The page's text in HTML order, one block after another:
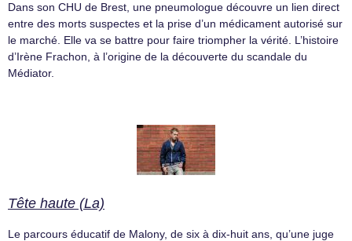
Dans son CHU de Brest, une pneumologue découvre un lien direct
entre des morts suspectes et la prise d’un médicament autorisé sur
le marché. Elle va se battre pour faire triompher la vérité. L’histoire
d’Irène Frachon, à l’origine de la découverte du scandale du
Médiator.
Tête haute (La)
Le parcours éducatif de Malony, de six à dix-huit ans, qu’une juge